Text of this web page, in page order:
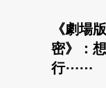
《劇場
密》：
行⋯⋯